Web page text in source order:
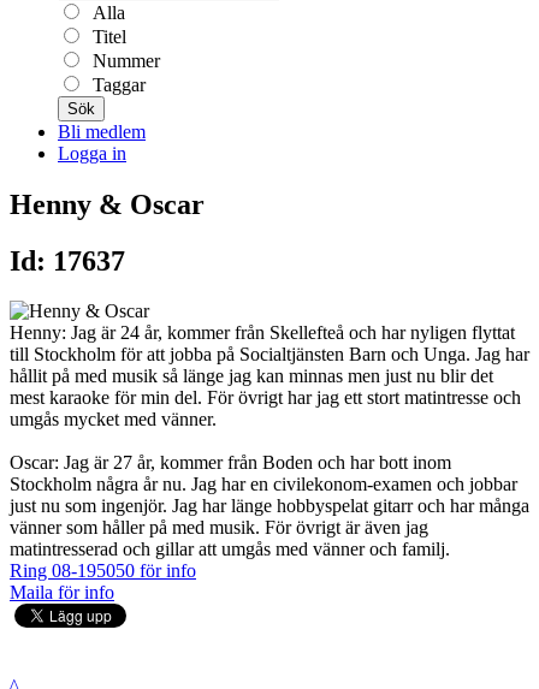
Alla
Titel
Nummer
Taggar
Sök
Bli medlem
Logga in
Henny & Oscar
Id: 17637
Henny: Jag är 24 år, kommer från Skellefteå och har nyligen flyttat
till Stockholm för att jobba på Socialtjänsten Barn och Unga. Jag har
hållit på med musik så länge jag kan minnas men just nu blir det
mest karaoke för min del. För övrigt har jag ett stort matintresse och
umgås mycket med vänner.
Oscar: Jag är 27 år, kommer från Boden och har bott inom
Stockholm några år nu. Jag har en civilekonom-examen och jobbar
just nu som ingenjör. Jag har länge hobbyspelat gitarr och har många
vänner som håller på med musik. För övrigt är även jag
matintresserad och gillar att umgås med vänner och familj.
Ring 08-195050 för info
Maila för info